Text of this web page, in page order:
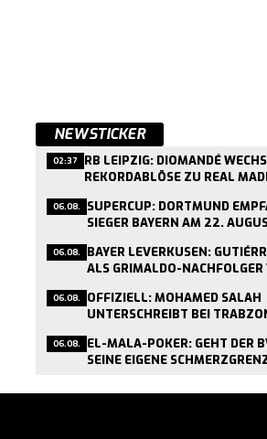
NEWSTICKER
02:37 RB LEIPZIG: DIOMANDÉ
REKORDABLÖSE ZU REAL
06.08. SUPERCUP: DORTMUND
SIEGER BAYERN AM 22.
06.08. BAYER LEVERKUSEN:
ALS GRIMALDO-
06.08. OFFIZIELL: MOHAMED SALAH
UNTERSCHREIBT BEI
06.08. EL-MALA-POKER: GEHT DER
SEINE EIGENE